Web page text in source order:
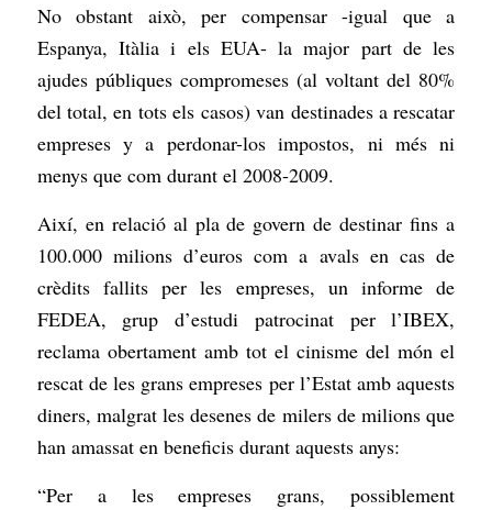
No obstant això, per compensar -igual que a
Espanya, Itàlia i els EUA- la major part de les
ajudes públiques compromeses (al voltant del 80%
del total, en tots els casos) van destinades a rescatar
empreses y a perdonar-los impostos, ni més ni
menys que com durant el 2008-2009.
Així, en relació al pla de govern de destinar fins a
100.000 milions d’euros com a avals en cas de
crèdits fallits per les empreses, un informe de
FEDEA, grup d’estudi patrocinat per l’IBEX,
reclama obertament amb tot el cinisme del món el
rescat de les grans empreses per l’Estat amb aquests
diners, malgrat les desenes de milers de milions que
han amassat en beneficis durant aquests anys:
“Per a les empreses grans, possiblement